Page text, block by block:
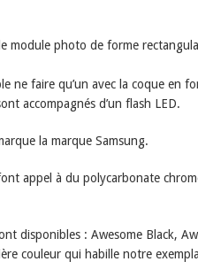
le module photo de forme
ne faire qu’un avec la coque en
accompagnés d’un flash LED.
la marque Samsung.
appel à du polycarbonate
disponibles : Awesome Black,
couleur qui habille notre